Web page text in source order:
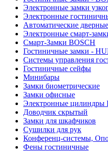
Электронные замки
Электронные
Автоматические
Электронные смарт-
Смарт-Замки BOSCH
Гостиничные замки -
Системы управления
Гостиничные сейфы
Минибары
Замки биометрические
Замки офисные
Электронные цилиндры
Доводчик скрытый
Замки для шкафчиков
Сушилки для рук
Конференц-системы,
Фены гостиничные